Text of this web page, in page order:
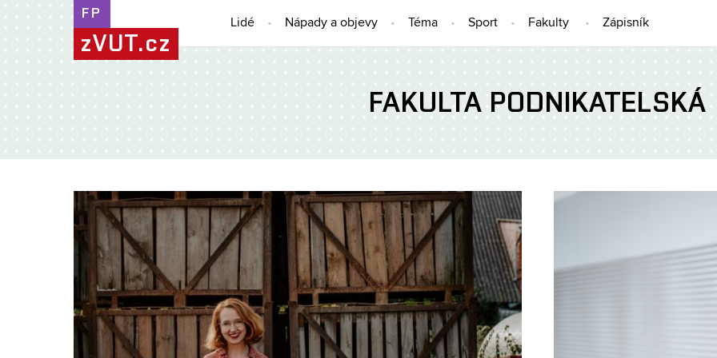
FP
zVUT.cz
Lidé Nápady a objevy Téma Sport Fakulty Zápisník
FAKULTA PODNIKATELSKÁ